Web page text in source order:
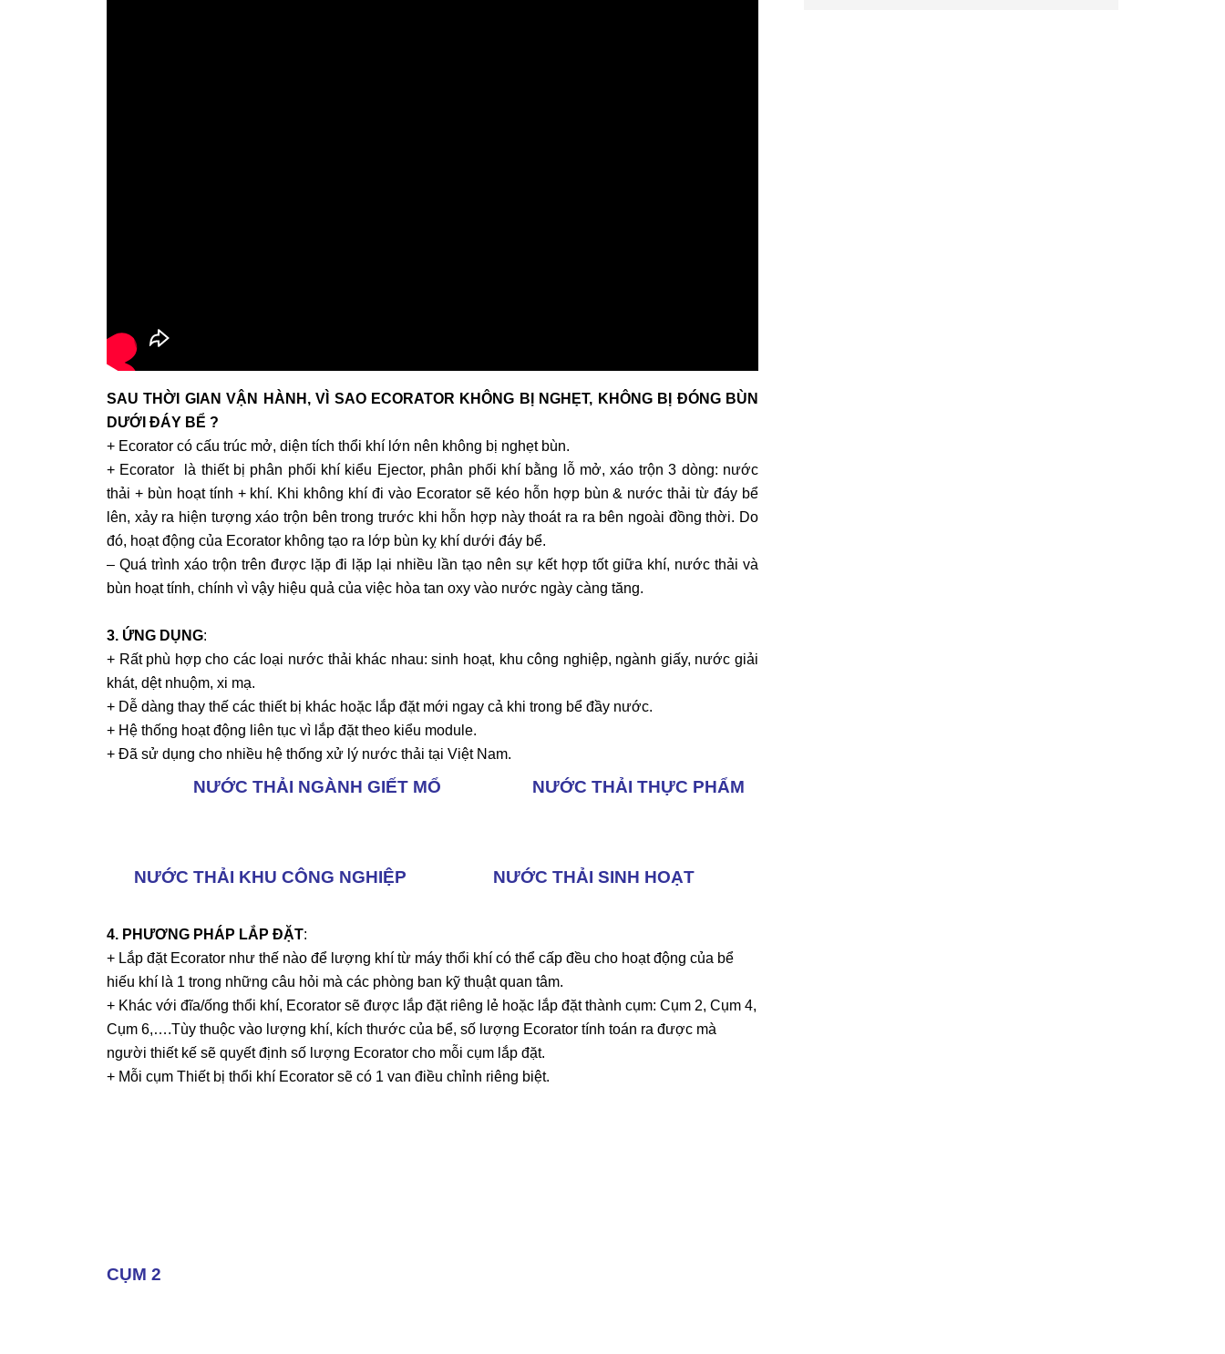
SAU THỜI GIAN VẬN HÀNH, VÌ SAO ECORATOR KHÔNG BỊ NGHẸT, KHÔNG BỊ ĐÓNG BÙN
DƯỚI ĐÁY BỂ ?
+ Ecorator có cấu trúc mở, diện tích thổi khí lớn nên không bị nghẹt bùn.
+ Ecorator là thiết bị phân phối khí kiểu Ejector, phân phối khí bằng lỗ mở, xáo trộn 3 dòng: nước
thải + bùn hoạt tính + khí. Khi không khí đi vào Ecorator sẽ kéo hỗn hợp bùn & nước thải từ đáy bể
lên, xảy ra hiện tượng xáo trộn bên trong trước khi hỗn hợp này thoát ra ra bên ngoài đồng thời. Do
đó, hoạt động của Ecorator không tạo ra lớp bùn kỵ khí dưới đáy bể.
– Quá trình xáo trộn trên được lặp đi lặp lại nhiều lần tạo nên sự kết hợp tốt giữa khí, nước thải và
bùn hoạt tính, chính vì vậy hiệu quả của việc hòa tan oxy vào nước ngày càng tăng.
3. ỨNG DỤNG:
+ Rất phù hợp cho các loại nước thải khác nhau: sinh hoạt, khu công nghiệp, ngành giấy, nước giải
khát, dệt nhuộm, xi mạ.
+ Dễ dàng thay thế các thiết bị khác hoặc lắp đặt mới ngay cả khi trong bể đầy nước.
+ Hệ thống hoạt động liên tục vì lắp đặt theo kiểu module.
+ Đã sử dụng cho nhiều hệ thống xử lý nước thải tại Việt Nam.
NƯỚC THẢI NGÀNH GIẾT MỔ NƯỚC THẢI THỰC PHẨM
NƯỚC THẢI KHU CÔNG NGHIỆP NƯỚC THẢI SINH HOẠT
4. PHƯƠNG PHÁP LẮP ĐẶT:
+ Lắp đặt Ecorator như thế nào để lượng khí từ máy thổi khí có thể cấp đều cho hoạt động của bể
hiếu khí là 1 trong những câu hỏi mà các phòng ban kỹ thuật quan tâm.
+ Khác với đĩa/ống thổi khí, Ecorator sẽ được lắp đặt riêng lẻ hoặc lắp đặt thành cụm: Cụm 2, Cụm 4,
Cụm 6,….Tùy thuộc vào lượng khí, kích thước của bể, số lượng Ecorator tính toán ra được mà
người thiết kế sẽ quyết định số lượng Ecorator cho mỗi cụm lắp đặt.
+ Mỗi cụm Thiết bị thổi khí Ecorator sẽ có 1 van điều chỉnh riêng biệt.
CỤM 2